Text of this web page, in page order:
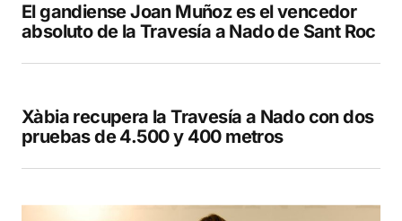
El gandiense Joan Muñoz es el vencedor
absoluto de la Travesía a Nado de Sant Roc
Xàbia recupera la Travesía a Nado con dos
pruebas de 4.500 y 400 metros